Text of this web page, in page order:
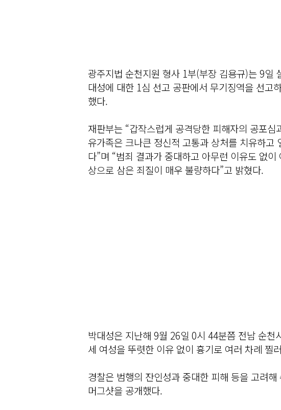
광주지법 순천지원 형사 1부(부장 김용규)는 9일
대성에 대한 1심 선고 공판에서 무기징역을 선고
했다.
재판부는 “갑작스럽게 공격당한 피해자의 공포
유가족은 크나큰 정신적 고통과 상처를 치유하고
다”며 “범죄 결과가 중대하고 아무런 이유도 없
상으로 삼은 죄질이 매우 불량하다”고 밝혔다.
박대성은 지난해 9월 26일 0시 44분쯤 전남 순천
세 여성을 뚜렷한 이유 없이 흉기로 여러 차례 찔
경찰은 범행의 잔인성과 중대한 피해 등을 고려
머그샷을 공개했다.